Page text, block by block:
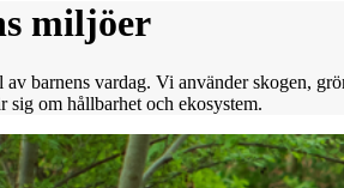
miljöer
barnens vardag. Vi använder skogen,
sig om hållbarhet och ekosystem.